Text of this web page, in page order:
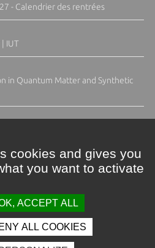
- Calendrier des rentrées
IUT
in Quantum Matter and Synthetic
cookies and gives you
you want to activate
ACCEPT ALL
ALL COOKIES